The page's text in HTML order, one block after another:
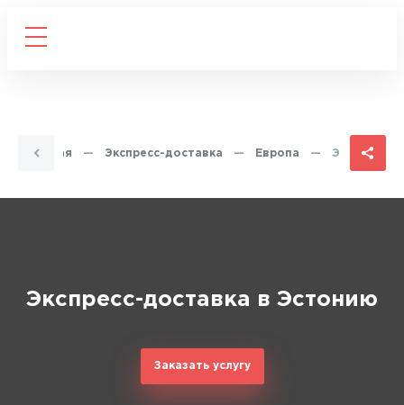
Главная — Экспресс-доставка — Европа — Эстония
Экспресс-доставка в Эстонию
Заказать услугу